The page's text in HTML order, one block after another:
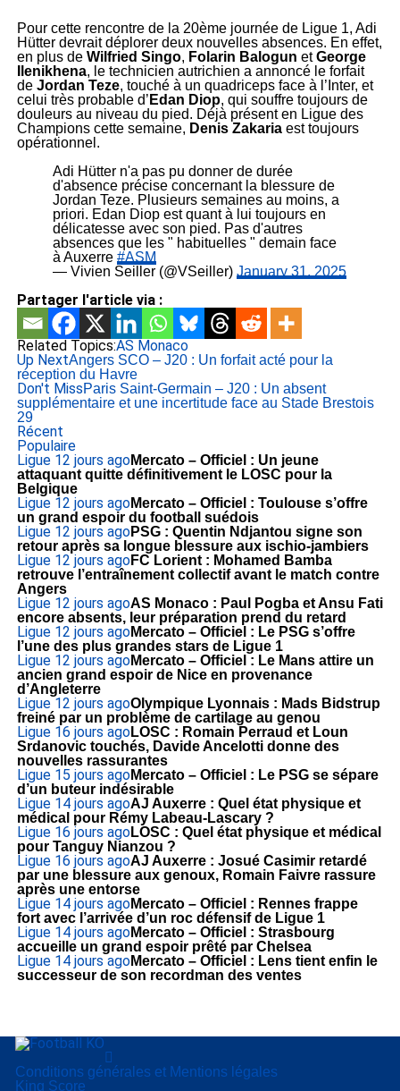
Pour cette rencontre de la 20ème journée de Ligue 1, Adi
Hütter devrait déplorer deux nouvelles absences. En effet,
en plus de Wilfried Singo, Folarin Balogun etGeorge
Ilenikhena, le technicien autrichien a annoncé le forfait
de Jordan Teze, touché à un quadriceps face à l’Inter, et
celui très probable d’ Edan Diop, qui souffre toujours de
douleurs au niveau du pied. Déjà présent en Ligue des
Champions cette semaine, Denis Zakaria est toujours
opérationnel.
Adi Hütter n'a pas pu donner de durée
d'absence précise concernant la blessure de
Jordan Teze. Plusieurs semaines au moins, a
priori. Edan Diop est quant à lui toujours en
délicatesse avec son pied. Pas d'autres
absences que les " habituelles " demain face
à Auxerre #ASM
— Vivien Seiller (@VSeiller) January 31, 2025
Partager l'article via :
Related Topics:AS Monaco
Up NextAngers SCO – J20 : Un forfait acté pour la
réception du Havre
Don't MissParis Saint-Germain – J20 : Un absent
supplémentaire et une incertitude face au Stade Brestois
29
Récent
Populaire
Ligue 12 jours agoMercato – Officiel : Un jeune
attaquant quitte définitivement le LOSC pour la
Belgique
Ligue 12 jours agoMercato – Officiel : Toulouse s’offre
un grand espoir du football suédois
Ligue 12 jours agoPSG : Quentin Ndjantou signe son
retour après sa longue blessure aux ischio-jambiers
Ligue 12 jours agoFC Lorient : Mohamed Bamba
retrouve l’entraînement collectif avant le match contre
Angers
Ligue 12 jours agoAS Monaco : Paul Pogba et Ansu Fati
encore absents, leur préparation prend du retard
Ligue 12 jours agoMercato – Officiel : Le PSG s’offre
l’une des plus grandes stars de Ligue 1
Ligue 12 jours agoMercato – Officiel : Le Mans attire un
ancien grand espoir de Nice en provenance
d’Angleterre
Ligue 12 jours agoOlympique Lyonnais : Mads Bidstrup
freiné par un problème de cartilage au genou
Ligue 16 jours agoLOSC : Romain Perraud et Loun
Srdanovic touchés, Davide Ancelotti donne des
nouvelles rassurantes
Ligue 15 jours agoMercato – Officiel : Le PSG se sépare
d’un buteur indésirable
Ligue 14 jours agoAJ Auxerre : Quel état physique et
médical pour Rémy Labeau-Lascary ?
Ligue 16 jours agoLOSC : Quel état physique et médical
pour Tanguy Nianzou ?
Ligue 16 jours agoAJ Auxerre : Josué Casimir retardé
par une blessure aux genoux, Romain Faivre rassure
après une entorse
Ligue 14 jours agoMercato – Officiel : Rennes frappe
fort avec l’arrivée d’un roc défensif de Ligue 1
Ligue 14 jours agoMercato – Officiel : Strasbourg
accueille un grand espoir prêté par Chelsea
Ligue 14 jours agoMercato – Officiel : Lens tient enfin le
successeur de son recordman des ventes
Conditions générales et Mentions légales
King Score